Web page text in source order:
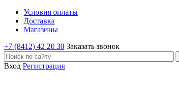
Условия оплаты
Доставка
Магазины
+7 (8412) 42 20 30 Заказать звонок
Вход Регистрация